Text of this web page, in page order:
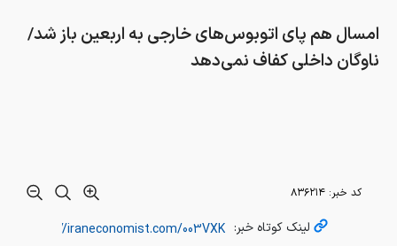
امسال هم پای اتوبوس‌های خارجی به اربعین باز شد/
ناوگان داخلی کفاف نمی‌دهد
کد خبر: ۸۳۶۲۱۴
لینک کوتاه خبر: